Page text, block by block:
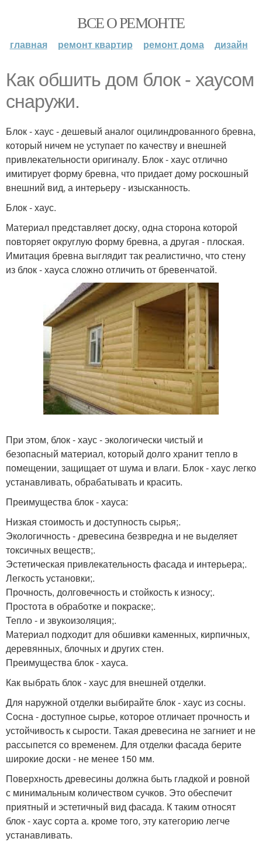
ВСЕ О РЕМОНТЕ
главная ремонт квартир ремонт дома дизайн
Как обшить дом блок - хаусом
снаружи.
Блок - хаус - дешевый аналог оцилиндрованного бревна,
который ничем не уступает по качеству и внешней
привлекательности оригиналу. Блок - хаус отлично
имитирует форму бревна, что придает дому роскошный
внешний вид, а интерьеру - изысканность.
Блок - хаус.
Материал представляет доску, одна сторона которой
повторяет округлую форму бревна, а другая - плоская.
Имитация бревна выглядит так реалистично, что стену
из блок - хауса сложно отличить от бревенчатой.
При этом, блок - хаус - экологически чистый и
безопасный материал, который долго хранит тепло в
помещении, защищает от шума и влаги. Блок - хаус легко
устанавливать, обрабатывать и красить.
Преимущества блок - хауса:
Низкая стоимость и доступность сырья;.
Экологичность - древесина безвредна и не выделяет
токсичных веществ;.
Эстетическая привлекательность фасада и интерьера;.
Легкость установки;.
Прочность, долговечность и стойкость к износу;.
Простота в обработке и покраске;.
Тепло - и звукоизоляция;.
Материал подходит для обшивки каменных, кирпичных,
деревянных, блочных и других стен.
Преимущества блок - хауса.
Как выбрать блок - хаус для внешней отделки.
Для наружной отделки выбирайте блок - хаус из сосны.
Сосна - доступное сырье, которое отличает прочность и
устойчивость к сырости. Такая древесина не загниет и не
рассыпется со временем. Для отделки фасада берите
широкие доски - не менее 150 мм.
Поверхность древесины должна быть гладкой и ровной
с минимальным количеством сучков. Это обеспечит
приятный и эстетичный вид фасада. К таким относят
блок - хаус сорта а. кроме того, эту категорию легче
устанавливать.